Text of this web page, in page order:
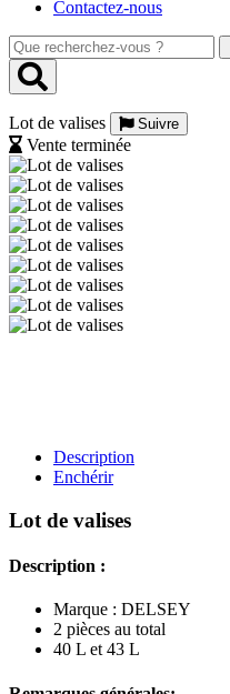
Contactez-nous
Que
recherchez-
vous
Lot de valises
Suivre
Vente terminée
Description
Enchérir
Lot de valises
Description :
Marque : DELSEY
2 pièces au total
40 L et 43 L